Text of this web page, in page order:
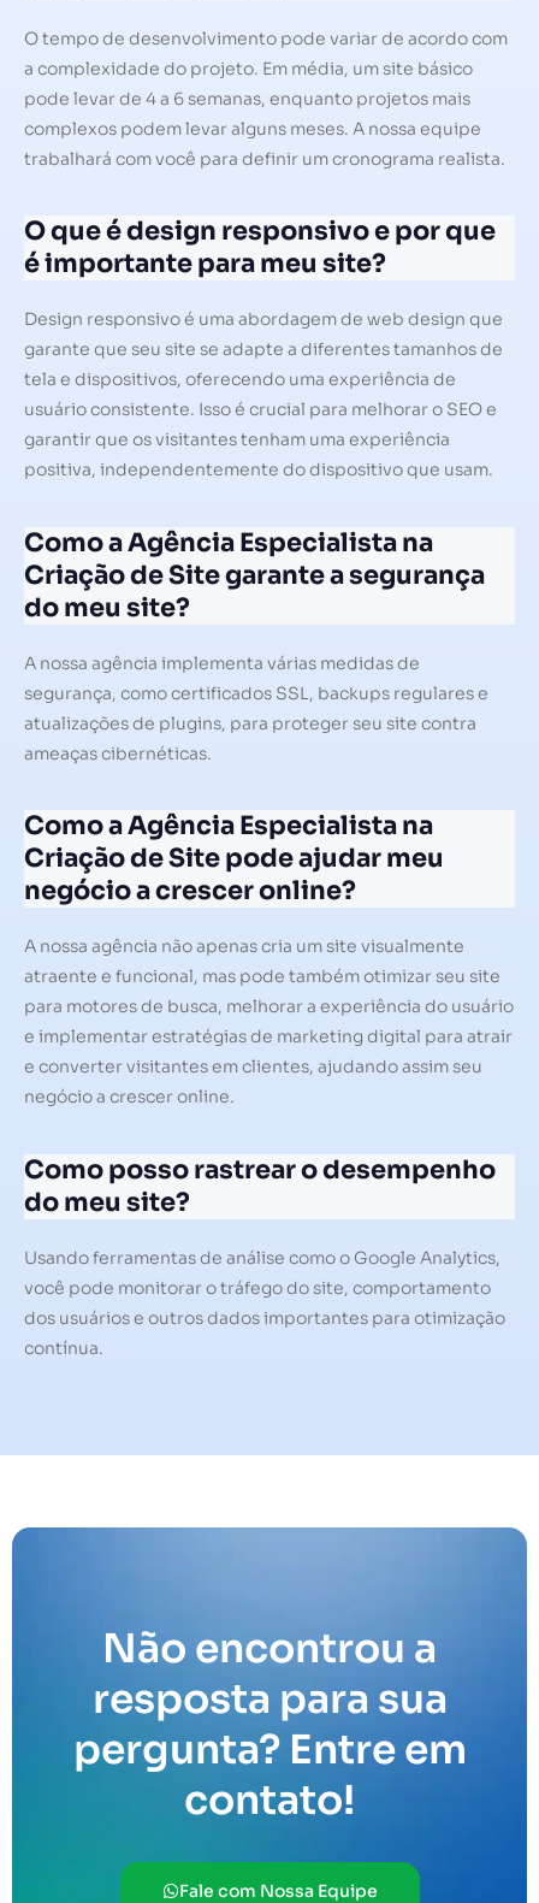
O tempo de desenvolvimento pode variar de acordo com
a complexidade do projeto. Em média, um site básico
pode levar de 4 a 6 semanas, enquanto projetos mais
complexos podem levar alguns meses. A nossa equipe
trabalhará com você para definir um cronograma realista.
O que é design responsivo e por que
é importante para meu site?
Design responsivo é uma abordagem de web design que
garante que seu site se adapte a diferentes tamanhos de
tela e dispositivos, oferecendo uma experiência de
usuário consistente. Isso é crucial para melhorar o SEO e
garantir que os visitantes tenham uma experiência
positiva, independentemente do dispositivo que usam.
Como a Agência Especialista na
Criação de Site garante a segurança
do meu site?
A nossa agência implementa várias medidas de
segurança, como certificados SSL, backups regulares e
atualizações de plugins, para proteger seu site contra
ameaças cibernéticas.
Como a Agência Especialista na
Criação de Site pode ajudar meu
negócio a crescer online?
A nossa agência não apenas cria um site visualmente
atraente e funcional, mas pode também otimizar seu site
para motores de busca, melhorar a experiência do usuário
e implementar estratégias de marketing digital para atrair
e converter visitantes em clientes, ajudando assim seu
negócio a crescer online.
Como posso rastrear o desempenho
do meu site?
Usando ferramentas de análise como o Google Analytics,
você pode monitorar o tráfego do site, comportamento
dos usuários e outros dados importantes para otimização
contínua.
Não encontrou a
resposta para sua
pergunta? Entre em
contato!
Fale com Nossa Equipe